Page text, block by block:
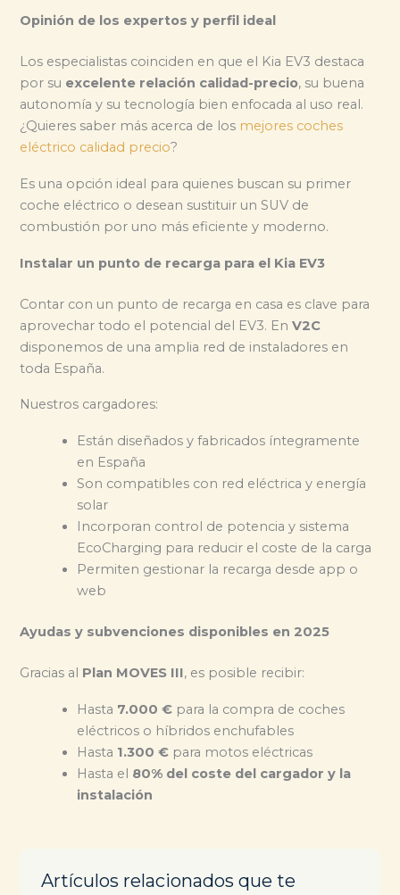
Opinión de los expertos y perfil ideal
Los especialistas coinciden en que el Kia EV3 destaca
por su excelente relación calidad-precio, su buena
autonomía y su tecnología bien enfocada al uso real.
¿Quieres saber más acerca de los mejores coches
eléctrico calidad precio?
Es una opción ideal para quienes buscan su primer
coche eléctrico o desean sustituir un SUV de
combustión por uno más eficiente y moderno.
Instalar un punto de recarga para el Kia EV3
Contar con un punto de recarga en casa es clave para
aprovechar todo el potencial del EV3. EnV2C
disponemos de una amplia red de instaladores en
toda España.
Nuestros cargadores:
Están diseñados y fabricados íntegramente
en España
Son compatibles con red eléctrica y energía
solar
Incorporan control de potencia y sistema
EcoCharging para reducir el coste de la carga
Permiten gestionar la recarga desde app o
web
Ayudas y subvenciones disponibles en 2025
Gracias al Plan MOVES III, es posible recibir:
Hasta 7.000 € para la compra de coches
eléctricos o híbridos enchufables
Hasta 1.300 € para motos eléctricas
Hasta el 80% del coste del cargador y la
instalación
Artículos relacionados que te